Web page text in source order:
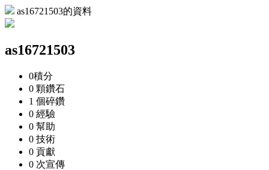
as16721503的資料
as16721503
0積分
0 顆鑽石
1 個碎鑽
0 經驗
0 幫助
0 技術
0 貢獻
0 次宣傳